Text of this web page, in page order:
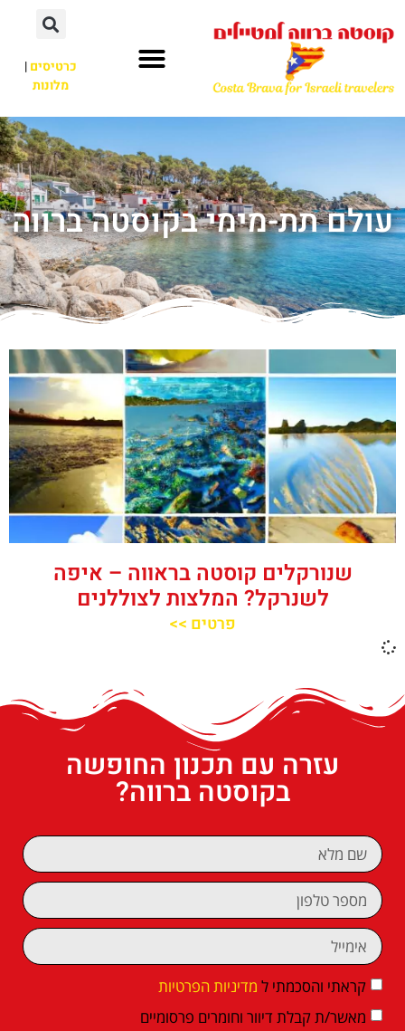
כרטיסים|
מלונות
עולם תת-מימי בקוסטה ברווה
שנורקלים קוסטה בראווה – איפה
לשנרקל? המלצות לצוללנים
פרטים >>
עזרה עם תכנון החופשה
בקוסטה ברווה?
קראתי והסכמתי ל מדיניות הפרטיות
מאשר/ת קבלת דיוור וחומרים פרסומיים